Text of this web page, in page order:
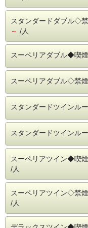
スタンダードダブル◇
～ /人
スーペリアダブル◆喫
スーペリアダブル◇禁
スタンダードツインル
スタンダードツインル
スーペリアツイン◆喫
/人
スーペリアツイン◇禁
/人